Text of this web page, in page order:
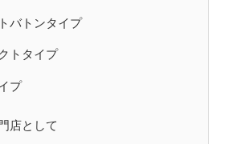
バトンタイプ
トタイプ
プ
店として